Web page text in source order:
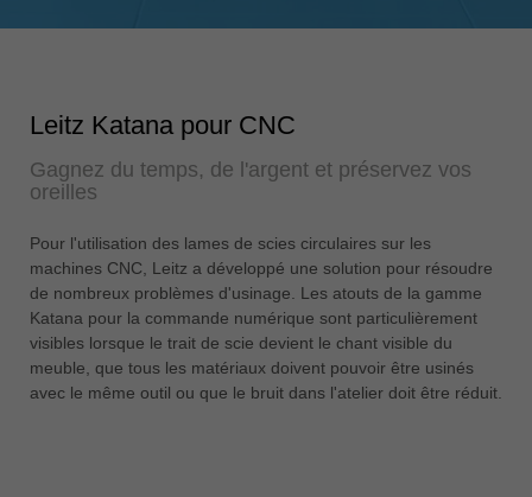
Suomi
english
Türkiye
USA
english
Việt Nam
tiếng việt
中国
中文
Leitz Katana pour CNC
Gagnez du temps, de l'argent et préservez vos
oreilles
Pour l'utilisation des lames de scies circulaires sur les
machines CNC, Leitz a développé une solution pour résoudre
de nombreux problèmes d'usinage. Les atouts de la gamme
Katana pour la commande numérique sont particulièrement
visibles lorsque le trait de scie devient le chant visible du
meuble, que tous les matériaux doivent pouvoir être usinés
avec le même outil ou que le bruit dans l'atelier doit être réduit.